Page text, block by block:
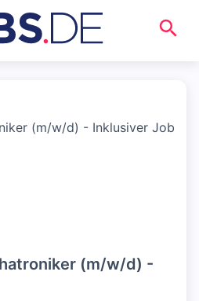
(m/w/d) - Inklusiver Job
(m/w/d) -